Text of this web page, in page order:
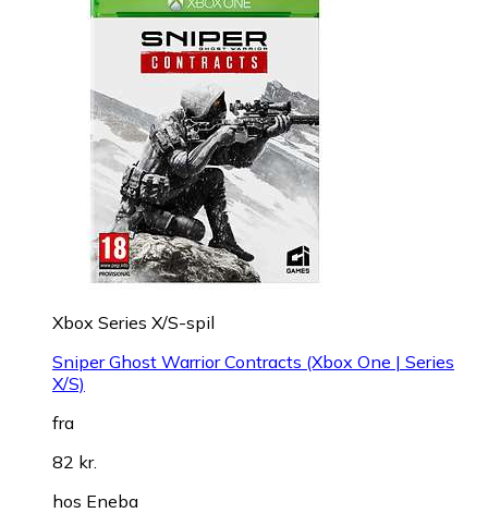
Xbox Series X/S-spil
Sniper Ghost Warrior Contracts (Xbox One | Series
X/S)
fra
82 kr.
hos Eneba